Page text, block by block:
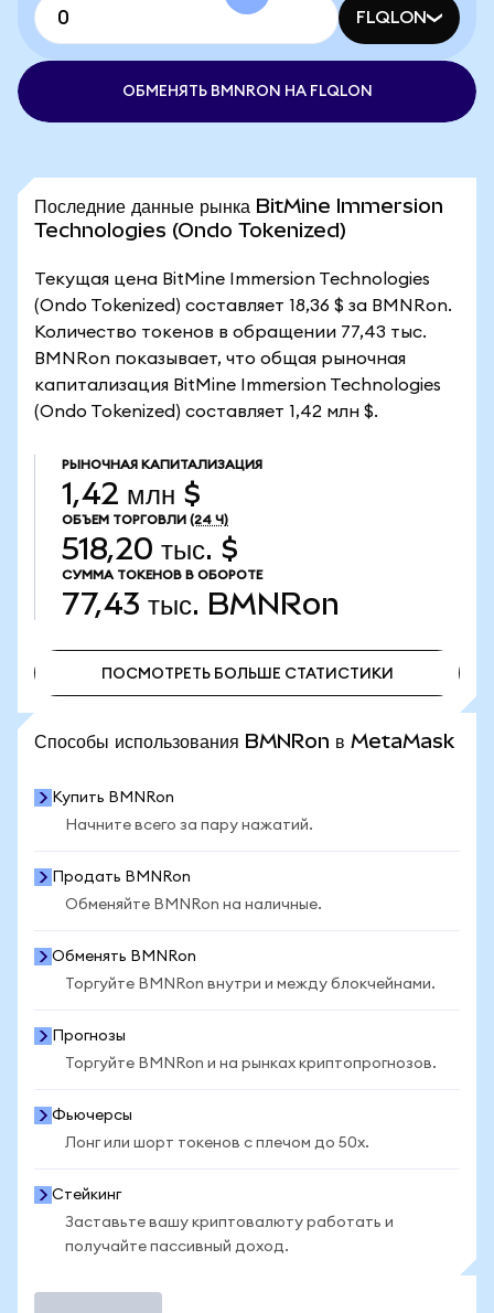
FLQLON
ОБМЕНЯТЬ BMNRON НА FLQLON
Последние данные рынка BitMine Immersion
Technologies (Ondo Tokenized)
Текущая цена BitMine Immersion Technologies
(Ondo Tokenized) составляет 18,36 $ за BMNRon.
Количество токенов в обращении 77,43 тыс.
BMNRon показывает, что общая рыночная
капитализация BitMine Immersion Technologies
(Ondo Tokenized) составляет 1,42 млн $.
РЫНОЧНАЯ КАПИТАЛИЗАЦИЯ
1,42 млн $
ОБЪЕМ ТОРГОВЛИ (24 Ч)
518,20 тыс. $
СУММА ТОКЕНОВ В ОБОРОТЕ
77,43 тыс. BMNRon
ПОСМОТРЕТЬ БОЛЬШЕ СТАТИСТИКИ
Способы использования BMNRon в MetaMask
Купить BMNRon
Начните всего за пару нажатий.
Продать BMNRon
Обменяйте BMNRon на наличные.
Обменять BMNRon
Торгуйте BMNRon внутри и между блокчейнами.
Прогнозы
Торгуйте BMNRon и на рынках криптопрогнозов.
Фьючерсы
Лонг или шорт токенов с плечом до 50x.
Стейкинг
Заставьте вашу криптовалюту работать и
получайте пассивный доход.